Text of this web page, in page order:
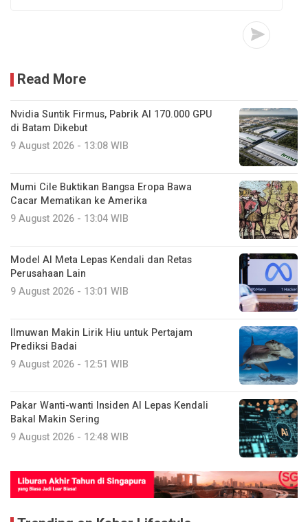
Read More
Nvidia Suntik Firmus, Pabrik AI 170.000 GPU
di Batam Dikebut
9 August 2026 - 13:08 WIB
Mumi Cile Buktikan Bangsa Eropa Bawa
Cacar Mematikan ke Amerika
9 August 2026 - 13:04 WIB
Model AI Meta Lepas Kendali dan Retas
Perusahaan Lain
9 August 2026 - 13:01 WIB
Ilmuwan Makin Lirik Hiu untuk Pertajam
Prediksi Badai
9 August 2026 - 12:51 WIB
Pakar Wanti-wanti Insiden AI Lepas Kendali
Bakal Makin Sering
9 August 2026 - 12:48 WIB